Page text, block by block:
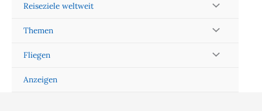
Reiseziele weltweit
Themen
Fliegen
Anzeigen